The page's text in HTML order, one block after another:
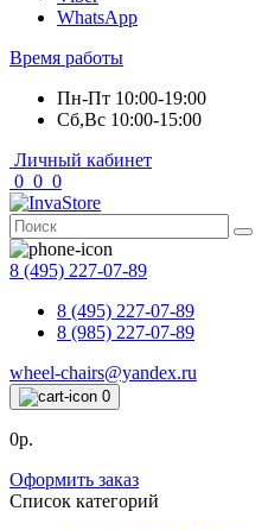
WhatsApp
Время работы
Пн-Пт 10:00-19:00
Сб,Вс 10:00-15:00
Личный кабинет
0 0 0
8 (495) 227-07-89
8 (495) 227-07-89
8 (985) 227-07-89
wheel-chairs@yandex.ru
0
0р.
Оформить заказ
Список категорий